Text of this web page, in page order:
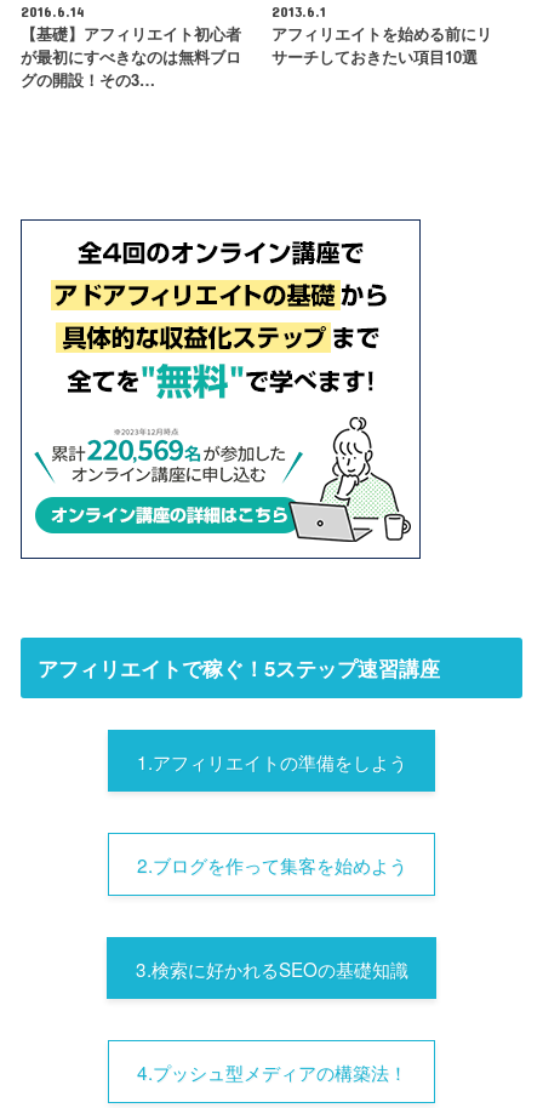
2016.6.14
【基礎】アフィリエイト初心者
が最初にすべきなのは無料ブロ
グの開設！その3…
2013.6.1
アフィリエイトを始める前にリ
サーチしておきたい項目10選
アフィリエイトで稼ぐ！5ステップ速習講座
1.アフィリエイトの準備をしよう
2.ブログを作って集客を始めよう
3.検索に好かれるSEOの基礎知識
4.プッシュ型メディアの構築法！